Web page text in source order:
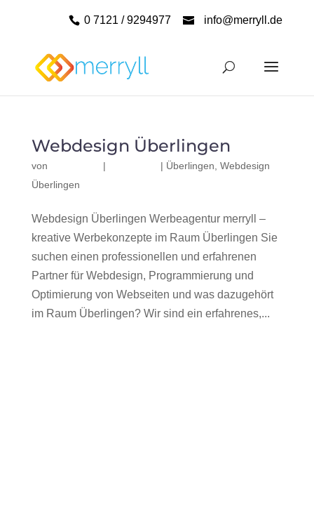
0 7121 / 9294977 info@merryll.de
Webdesign Überlingen
von | | Überlingen Webdesign
Überlingen
Webdesign Überlingen Werbeagentur merryll –
kreative Werbekonzepte im Raum Überlingen Sie
suchen einen professionellen und erfahrenen
Partner für Webdesign, Programmierung und
Optimierung von Webseiten und was dazugehört
im Raum Überlingen? Wir sind ein erfahrenes,...